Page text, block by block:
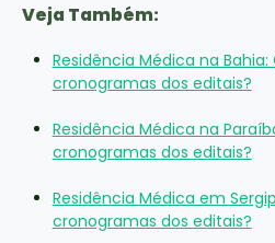
Veja Também:
Residência Médica na
cronogramas dos editais?
Residência Médica na
cronogramas dos editais?
Residência Médica em
cronogramas dos editais?